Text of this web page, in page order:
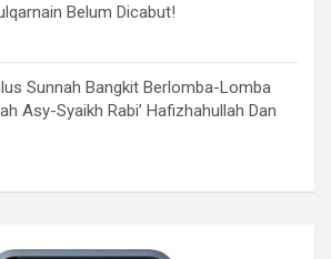
Belum Dicabut!
Sunnah Bangkit Berlomba-Lomba
Asy-Syaikh Rabi’ Hafizhahullah Dan